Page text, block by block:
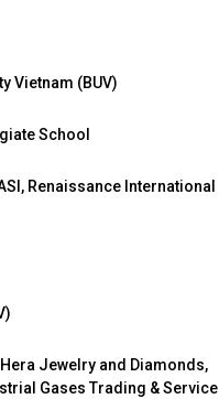
Vietnam (BUV)
School
Renaissance International
Hera Jewelry and Diamonds,
Gases Trading & Service